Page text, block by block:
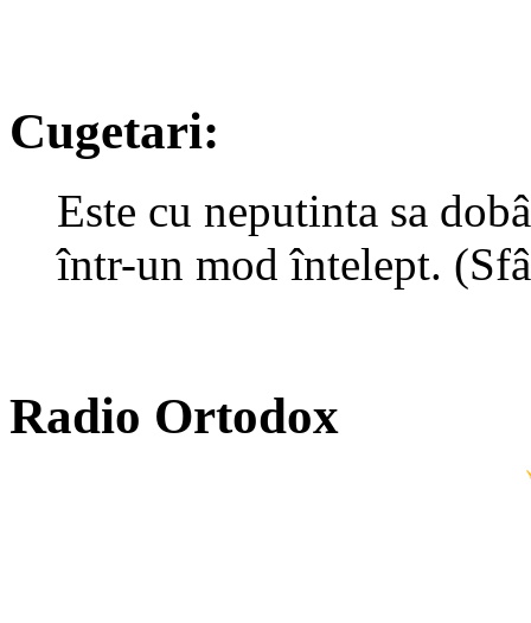
Cugetari:
Este cu neputinta sa
într-un mod întelept.
Radio Ortodox